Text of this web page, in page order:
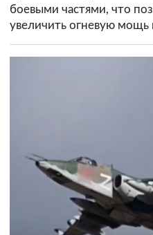
боевыми частями, что
увеличить огневую мощь